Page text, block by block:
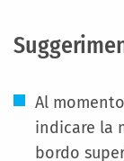
Al
indicare la
bordo